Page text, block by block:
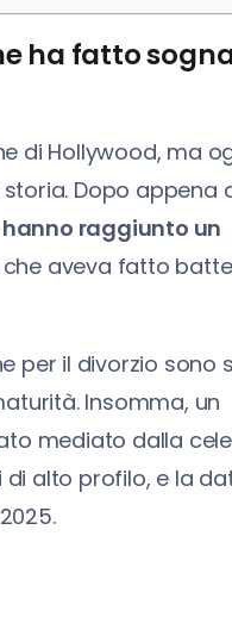
ha fatto
di Hollywood, ma
Dopo appena
hanno raggiunto un
aveva fatto
per il divorzio sono
Insomma, un
mediato dalla
alto profilo, e la